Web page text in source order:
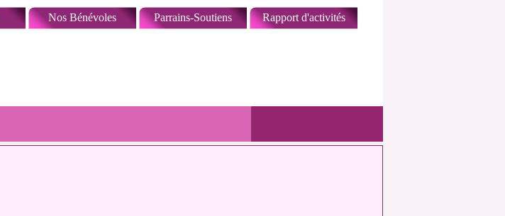
Sauter le menu
Nos Bénévoles Parrains-Soutiens Rapport d'activités